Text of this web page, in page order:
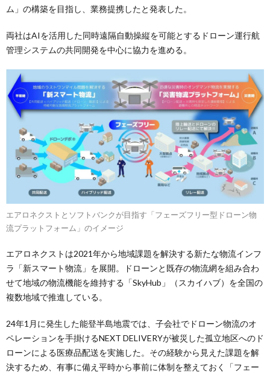
ム」の構築を目指し、業務提携したと発表した。
両社はAIを活用した同時遠隔自動操縦を可能とするドローン運行航
管理システムの共同開発を中心に協力を進める。
エアロネクストとソフトバンクが目指す「フェーズフリー型ドローン物
流プラットフォーム」のイメージ
エアロネクストは2021年から地域課題を解決する新たな物流インフ
ラ「新スマート物流」を展開。ドローンと既存の物流網を組み合わ
せて地域の物流機能を維持する「SkyHub」（スカイハブ）を全国の
複数地域で推進している。
24年1月に発生した能登半島地震では、子会社でドローン物流のオ
ペレーションを手掛けるNEXT DELIVERYが被災した孤立地区へのド
ローンによる医療品配送を実施した。その経験から見えた課題を解
決するため、有事に備え平時から事前に体制を整えておく「フェー